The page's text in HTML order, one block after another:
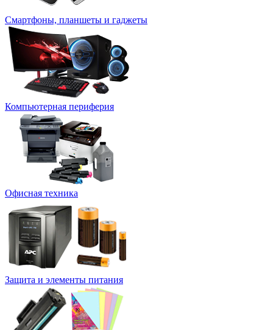
Смартфоны, планшеты и гаджеты
Компьютерная периферия
Офисная техника
Защита и элементы питания